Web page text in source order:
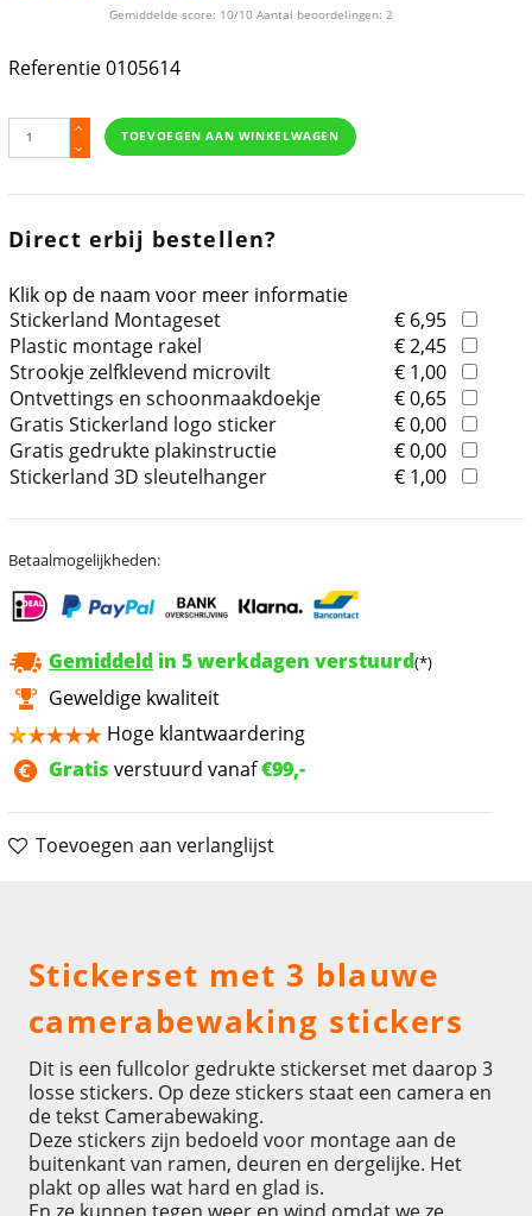
Gemiddelde score: 10/10 Aantal beoordelingen:2
Referentie0105614
TOEVOEGEN AAN WINKELWAGEN
Direct erbij bestellen?
Klik op de naam voor meer informatie
Stickerland Montageset
€ 6,95
Plastic montage rakel
€ 2,45
Strookje zelfklevend microvilt
€ 1,00
Ontvettings en schoonmaakdoekje
€ 0,65
Gratis Stickerland logo sticker
€ 0,00
Gratis gedrukte plakinstructie
€ 0,00
Stickerland 3D sleutelhanger
€ 1,00
Betaalmogelijkheden:
Gemiddeld in 5 werkdagen verstuurd(*)
Geweldige kwaliteit
Hoge klantwaardering
Gratis verstuurd vanaf€99,-
Toevoegen aan verlanglijst
Stickerset met 3 blauwe
camerabewaking stickers
Dit is een fullcolor gedrukte stickerset met daarop 3
losse stickers. Op deze stickers staat een camera en
de tekst Camerabewaking.
Deze stickers zijn bedoeld voor montage aan de
buitenkant van ramen, deuren en dergelijke. Het
plakt op alles wat hard en glad is.